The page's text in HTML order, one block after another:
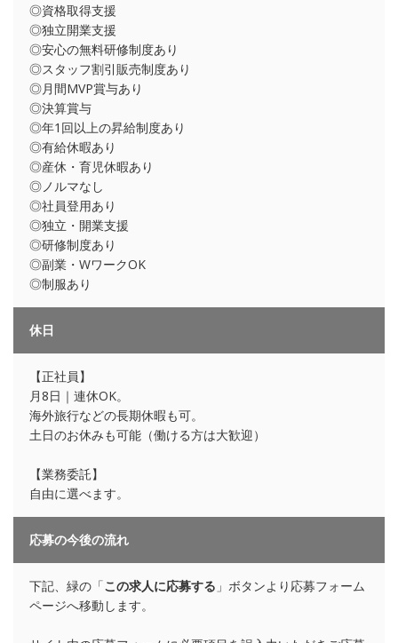
◎資格取得支援
◎独立開業支援
◎安心の無料研修制度あり
◎スタッフ割引販売制度あり
◎月間MVP賞与あり
◎決算賞与
◎年1回以上の昇給制度あり
◎有給休暇あり
◎産休・育児休暇あり
◎ノルマなし
◎社員登用あり
◎独立・開業支援
◎研修制度あり
◎副業・WワークOK
◎制服あり
休日
【正社員】
月8日｜連休OK。
海外旅行などの長期休暇も可。
土日のお休みも可能（働ける方は大歓迎）
【業務委託】
自由に選べます。
応募の今後の流れ
下記、緑の「この求人に応募する 」ボタンより応募フォーム
ページへ移動します。